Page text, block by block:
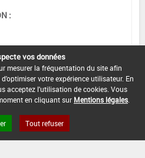
:
vos données
mesurer la fréquentation du site afin
votre expérience utilisateur. En
acceptez l'utilisation de cookies. Vous
en cliquant sur Mentions légales
Tout refuser